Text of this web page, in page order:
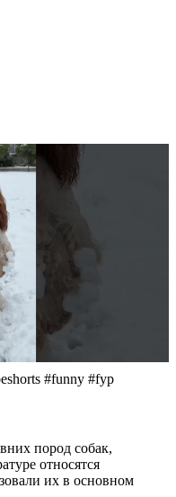
#funny #fyp
пород собак,
относятся
их в основном